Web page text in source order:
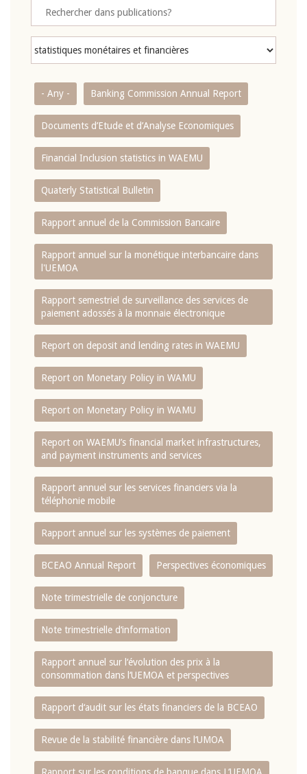
- Any - Banking Commission Annual Report
Documents d’Etude et d’Analyse Economiques
Financial Inclusion statistics in WAEMU
Quaterly Statistical Bulletin
Rapport annuel de la Commission Bancaire
Rapport annuel sur la monétique interbancaire dans
l'UEMOA
Rapport semestriel de surveillance des services de
paiement adossés à la monnaie électronique
Report on deposit and lending rates in WAEMU
Report on Monetary Policy in WAMU
Report on Monetary Policy in WAMU
Report on WAEMU’s financial market infrastructures,
and payment instruments and services
Rapport annuel sur les services financiers via la
téléphonie mobile
Rapport annuel sur les systèmes de paiement
BCEAO Annual Report Perspectives économiques
Note trimestrielle de conjoncture
Note trimestrielle d‘information
Rapport annuel sur l‘évolution des prix à la
consommation dans l‘UEMOA et perspectives
Rapport d‘audit sur les états financiers de la BCEAO
Revue de la stabilité financière dans l‘UMOA